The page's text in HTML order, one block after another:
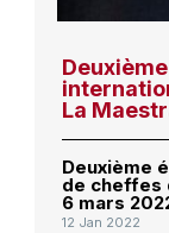
La
Deuxième
de cheffes
6 mars
12 Jan 2022